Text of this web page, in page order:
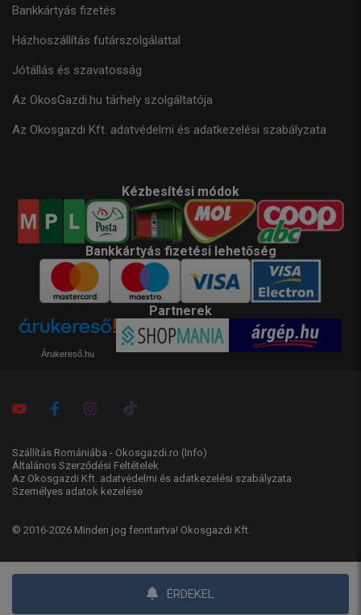
ÉRDEKEL
Bankkártyás fizetés
Házhoszállítás futárszolgálattal
Jótállás és szavatosság
Az OkosGazdi.hu tárhely szolgáltatója
Az Okosgazdi Kft. adatvédelmi és adatkezelési szabályzata
Kézbesítési módok
Bankkártyás fizetési lehetőség
Partnerek
Árukereső.hu
Szállítás Romániába - Okosgazdi.ro (Info)
Általános Szerződési Feltételek
Az Okosgazdi Kft. adatvédelmi és adatkezelési szabályzata
Személyes adatok kezelése
© 2016-2026 Minden jog fenntartva! Okosgazdi Kft.